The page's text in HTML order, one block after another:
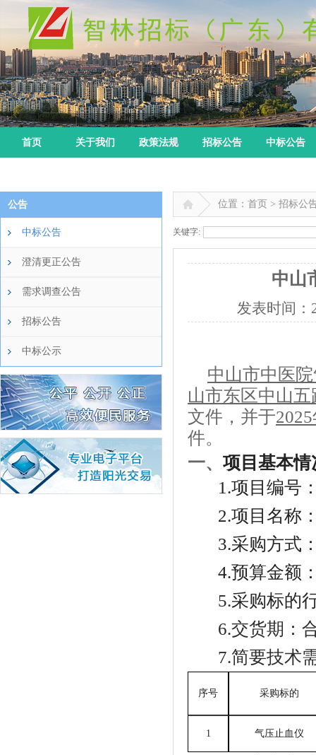
首页 关于我们 政策法规 招标公告 中标公告
公告
中标公告
澄清更正公告
需求调查公告
招标公告
中标公示
位置：首页 > 招标公
关键字:
中山
发表时间：
中山市中医
山市东区中山五
文件，并于
件。
一、 项目基本情
1.项目编号
2.项目名称
3.采购方式
4.预算金额
5.采购标的
6.交货期：
7.简要技术
序号 采购标的
1 气压止血仪